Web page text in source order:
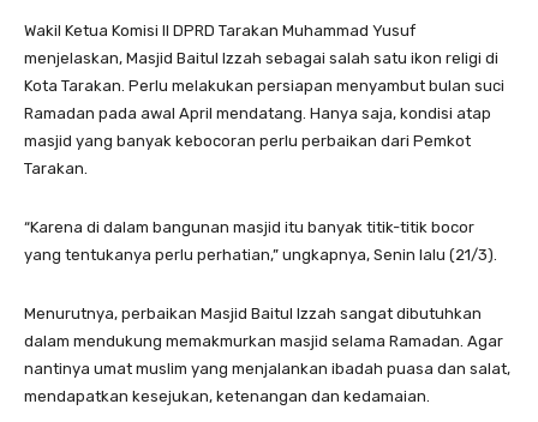
Wakil Ketua Komisi II DPRD Tarakan Muhammad Yusuf
menjelaskan, Masjid Baitul Izzah sebagai salah satu ikon religi di
Kota Tarakan. Perlu melakukan persiapan menyambut bulan suci
Ramadan pada awal April mendatang. Hanya saja, kondisi atap
masjid yang banyak kebocoran perlu perbaikan dari Pemkot
Tarakan.
“Karena di dalam bangunan masjid itu banyak titik-titik bocor
yang tentukanya perlu perhatian,” ungkapnya, Senin lalu (21/3).
Menurutnya, perbaikan Masjid Baitul Izzah sangat dibutuhkan
dalam mendukung memakmurkan masjid selama Ramadan. Agar
nantinya umat muslim yang menjalankan ibadah puasa dan salat,
mendapatkan kesejukan, ketenangan dan kedamaian.